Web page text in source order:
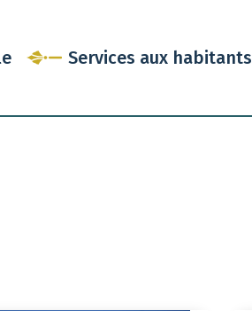
Services aux habitants